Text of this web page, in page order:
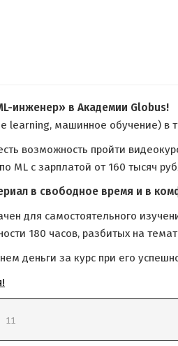
инженер» в Академии Globus!
learning, машинное обучение) в
возможность пройти
ML с зарплатой от 160 тысяч
в свободное время и в
для самостоятельного
180 часов, разбитых на
деньги за курс при его
11